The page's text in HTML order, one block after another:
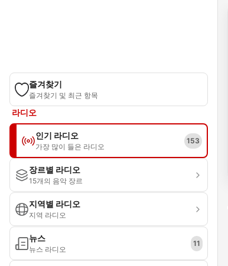
즐겨찾기
즐겨찾기 및 최근 항목
라디오
인기 라디오
가장 많이 들은 라디오
153
장르별 라디오
15개의 음악 장르
지역별 라디오
지역 라디오
뉴스
뉴스 라디오
11